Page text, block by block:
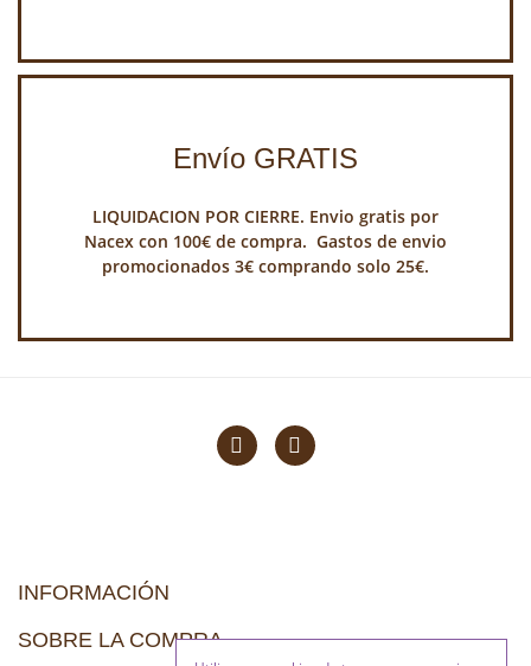
Envío GRATIS
LIQUIDACION POR CIERRE. Envio gratis por
Nacex con 100€ de compra. Gastos de envio
promocionados 3€ comprando solo 25€.
INFORMACIÓN
SOBRE LA COMPRA